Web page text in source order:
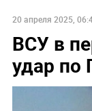
20 апреля 2025,
ВСУ в
удар по